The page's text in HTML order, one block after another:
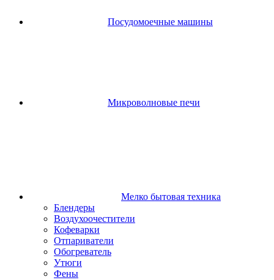
Посудомоечные машины
Микроволновые печи
Мелко бытовая техника
Блендеры
Воздухоочестители
Кофеварки
Отпариватели
Обогреватель
Утюги
Фены